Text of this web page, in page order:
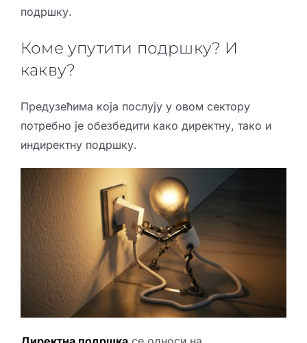
подршку.
Коме упутити подршку? И
какву?
Предузећима која послују у овом сектору
потребно је обезбедити како директну, тако и
индиректну подршку.